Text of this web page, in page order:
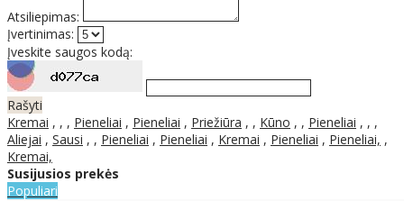
Atsiliepimas:
Įvertinimas:
Įveskite saugos kodą:
Rašyti
Kremai , , , Pieneliai , Pieneliai , Priežiūra , , Kūno , , Pieneliai , , ,
Aliejai , Sausi , , Pieneliai , Pieneliai , Kremai , Pieneliai , Pieneliai, ,
Kremai,
Susijusios prekės
Populiari